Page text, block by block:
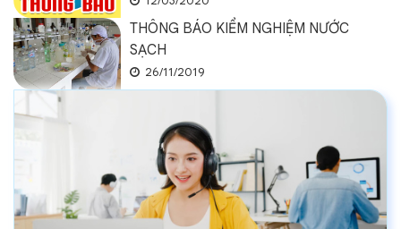
THÔNG BÁO KIỂM NGHIỆM NƯỚC
SẠCH
26/11/2019